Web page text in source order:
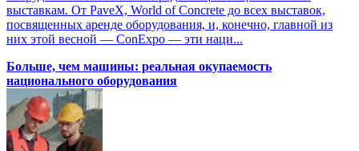
выставкам. От PaveX, World of Concrete до всех выставок,
посвященных аренде оборудования, и, конечно, главной из
них этой весной — ConExpo — эти наци...
Больше, чем машины: реальная окупаемость
национального оборудования